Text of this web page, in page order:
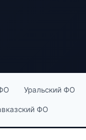
Уральский ФО
ФО